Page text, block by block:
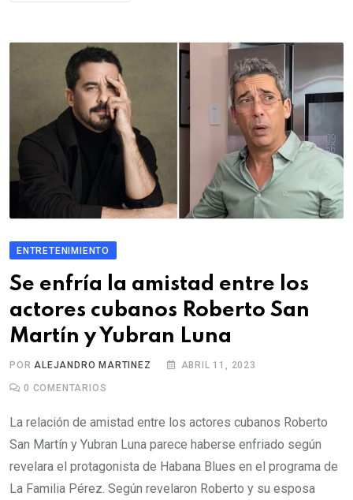
ENTRETENIMIENTO
Se enfría la amistad entre los
actores cubanos Roberto San
Martín y Yubran Luna
POR ALEJANDRO MARTINEZ ABRIL 11, 2023
0 COMENTARIOS
La relación de amistad entre los actores cubanos Roberto
San Martín y Yubran Luna parece haberse enfriado según
revelara el protagonista de Habana Blues en el programa de
La Familia Pérez. Según revelaron Roberto y su esposa